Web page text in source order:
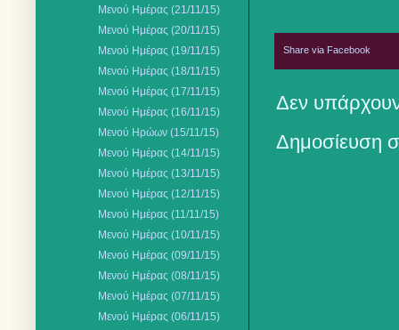
Share via Facebook
Δεν
Δημοσίευση
Μενού Ημέρας (21/11/15)
Μενού Ημέρας (20/11/15)
Μενού Ημέρας (19/11/15)
Μενού Ημέρας (18/11/15)
Μενού Ημέρας (17/11/15)
Μενού Ημέρας (16/11/15)
Μενού Ηρώων (15/11/15)
Μενού Ημέρας (14/11/15)
Μενού Ημέρας (13/11/15)
Μενού Ημέρας (12/11/15)
Μενού Ημέρας (11/11/15)
Μενού Ημέρας (10/11/15)
Μενού Ημέρας (09/11/15)
Μενού Ημέρας (08/11/15)
Μενού Ημέρας (07/11/15)
Μενού Ημέρας (06/11/15)